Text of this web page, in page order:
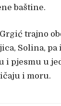
baštine.
trajno
Solina, pa
i pjesmu u
i moru.